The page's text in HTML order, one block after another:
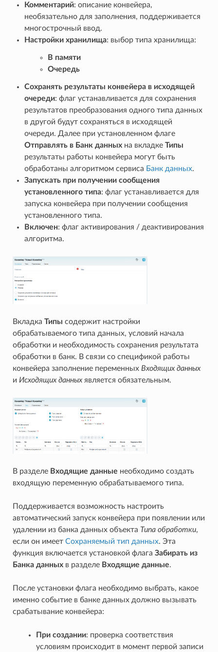
Комментарий: описание конвейера,
необязательно для заполнения, поддерживается
многострочный ввод.
Настройки хранилища: выбор типа хранилища:
В памяти
Очередь
Сохранять результаты конвейера в исходящей
очереди: флаг устанавливается для сохранения
результатов преобразования одного типа данных
в другой будут сохраняться в исходящей
очереди. Далее при установленном флаге
Отправлять в Банк данныхна вкладке Типы
результаты работы конвейера могут быть
обработаны алгоритмом сервиса Банк данных.
Запускать при получении сообщения
установленного типа: флаг устанавливается для
запуска конвейера при получении сообщения
установленного типа.
Включен: флаг активирования / деактивирования
алгоритма.
Вкладка Типы содержит настройки
обрабатываемого типа данных, условий начала
обработки и необходимость сохранения результата
обработки в банк. В связи со спецификой работы
конвейера заполнение переменных Входящих данных
и Исходящих данныхявляется обязательным.
В разделе Входящие данные необходимо создать
входящую переменную обрабатываемого типа.
Поддерживается возможность настроить
автоматический запуск конвейера при появлении или
удалении из банка данных объекта Типа обработки,
если он имеет Сохраняемый тип данных. Эта
функция включается установкой флага Забирать из
Банка данныхв разделе Входящие данные.
После установки флага необходимо выбрать, какое
именно событие в банке данных должно вызывать
срабатывание конвейера:
При создании: проверка соответствия
условиям происходит в момент первой записи